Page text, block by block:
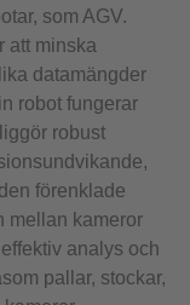
som AGV.
att minska
datamängder
robot fungerar
robust
förenklade
mellan kameror
analys och
pallar, stockar,